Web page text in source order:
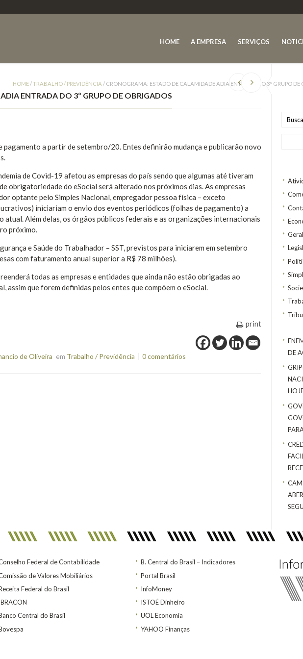
HOME A EMPRESA SERVIÇOS
Geral
DE
HOME/TRABALHO / PREVIDÊNCIA / CRONOGRAMA: ESTADO DE CALAMIDADE ADIA ENTRADA DO 3º GRUPO DE
ENTRADA DO 3º GRUPO DE OBRIGADOS
a partir de setembro/20. Entes definirão mudança e publicarão novo
de Covid-19 afetou as empresas do país sendo que algumas até tiveram
obrigatoriedade do eSocial será alterado nos próximos dias. As empresas
optante pelo Simples Nacional, empregador pessoa física – exceto
iniciariam o envio dos eventos periódicos (folhas de pagamento) a
Além delas, os órgãos públicos federais e as organizações internacionais
próximo.
e Saúde do Trabalhador – SST, previstos para iniciarem em setembro
com faturamento anual superior a R$ 78 milhões).
todas as empresas e entidades que ainda não estão obrigadas ao
assim que forem definidas pelos entes que compõem o eSocial.
print
de Oliveira em Trabalho / Previdência 0 comentários
Federal de Contabilidade
de Valores Mobiliários
Federal do Brasil
Central do Brasil
B. Central do Brasil – Indicadores
Portal Brasil
InfoMoney
ISTOÉ Dinheiro
UOL Economia
YAHOO Finanças